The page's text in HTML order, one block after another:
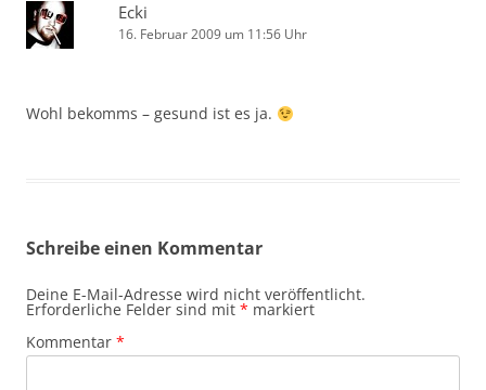
Ecki
16. Februar 2009 um 11:56 Uhr
Wohl bekomms – gesund ist es ja.
Schreibe einen Kommentar
Deine E-Mail-Adresse wird nicht veröffentlicht.
Erforderliche Felder sind mit * markiert
Kommentar *